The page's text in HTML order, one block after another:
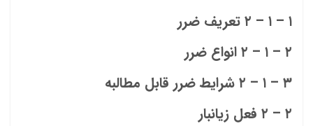
۱ – ۱ – ۲ تعریف ضرر
۲ – ۱ – ۲ انواع ضرر
۳ – ۱ – ۲ شرایط ضرر قابل مطالبه
۲ – ۲ فعل زیانبار